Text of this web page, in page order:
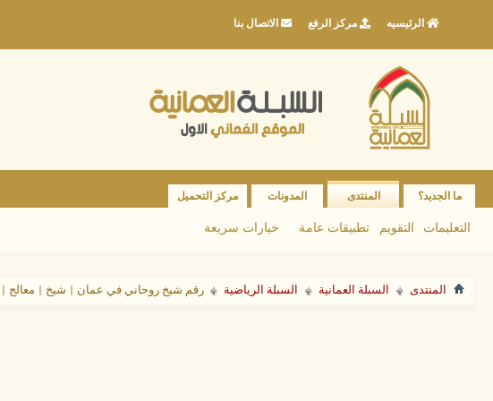
الرئيسيه مركز الرفع الاتصال بنا
ما الجديد؟ المنتدى
التعليمات التقويم تطبيقات عامة خيارات سريعة
المدونات مركز التحميل
المنتدى السبلة العمانية السبلة الرياضية رقم شيخ روحاني في عمان | شيخ | معالج